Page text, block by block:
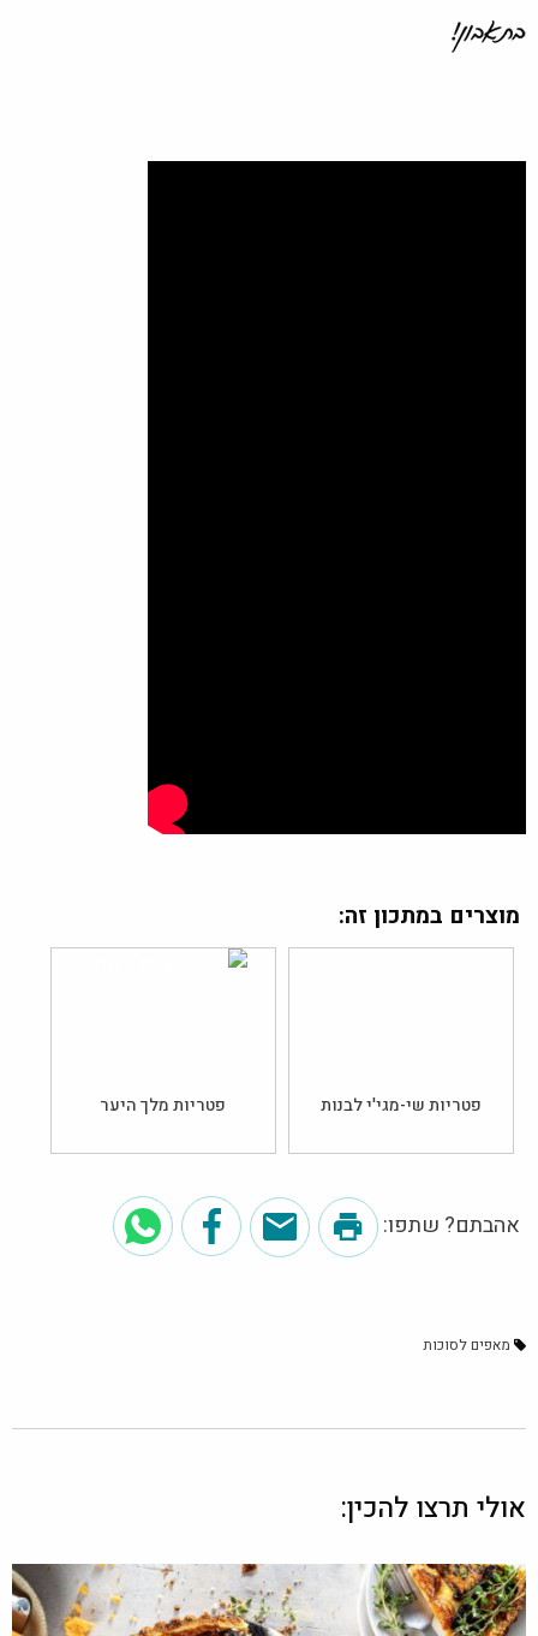
מוצרים במתכון זה:
פטריות שי-מגי'י לבנות פטריות מלך היער
אהבתם? שתפו:
מאפים לסוכות
אולי תרצו להכין: